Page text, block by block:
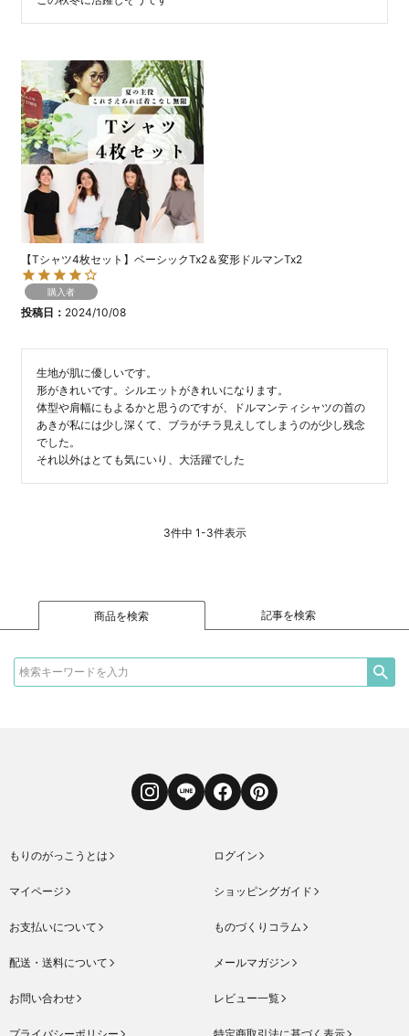
【Tシャツ4枚セット】ベーシックTx2＆変形ドルマンTx2
購入者
投稿日 2024/10/08
生地が肌に優しいです。
形がきれいです。シルエットがきれいになります。
体型や肩幅にもよるかと思うのですが、ドルマンティシャツの首の
あきが私には少し深くて、ブラがチラ見えしてしまうのが少し残念
でした。
3件中 1-3件表示
商品を検索 記事を検索
InstagramLINE FacebookPinterest
もりのがっこうとは ログイン
マイページ ショッピングガイド
お支払いについて ものづくりコラム
配送・送料について メールマガジン
お問い合わせ レビュー一覧